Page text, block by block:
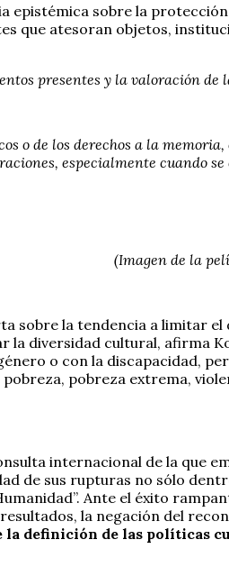
epistémica sobre la
que atesoran objetos,
presentes y la valoración de
o de los derechos a la
especialmente cuando
(Imagen de la
sobre la tendencia a limitar
diversidad cultural, afirma
o con la discapacidad,
pobreza extrema,
internacional de la que
de sus rupturas no sólo
Ante el éxito
la negación del
la definición de las políticas